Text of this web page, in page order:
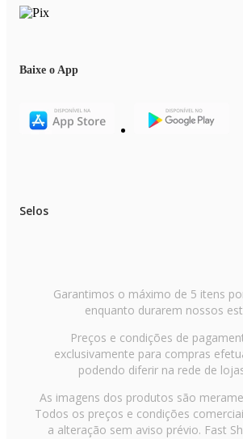
Baixe o App
Selos
Garantimos o máximo de 5 itens
enquanto durarem nossos
Preços e condições de
exclusivamente para compras
podendo diferir na rede de
As imagens dos produtos são
Todos os preços e condições
a alteração sem aviso prévio. Fast